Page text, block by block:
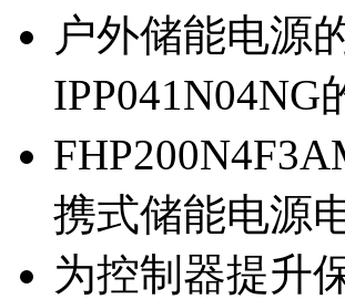
户外储能电源
IPP041N04NG
携式储能电源
为控制器提升